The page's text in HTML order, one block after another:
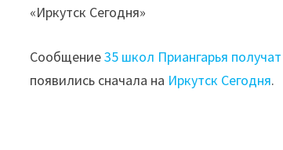
«Иркутск Сегодня»
Сообщение35 школ Приангарья
появились сначала на Иркутск Сегодня.